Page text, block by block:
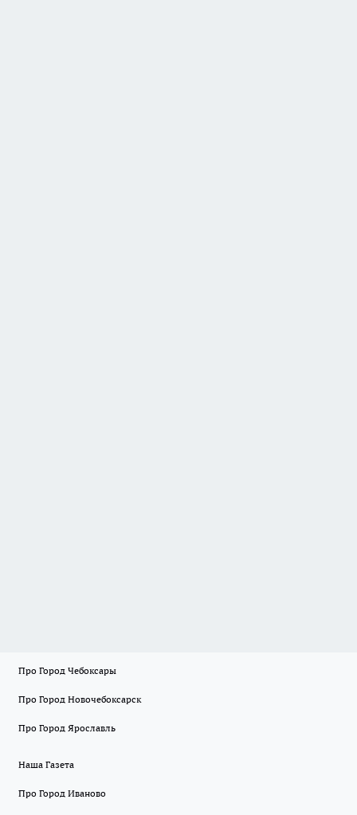
Про Город Чебоксары
Про Город Новочебоксарск
Про Город Ярославль
Наша Газета
Про Город Иваново